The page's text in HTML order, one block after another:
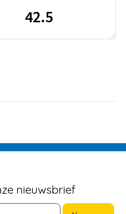
42.5
nieuwsbrief